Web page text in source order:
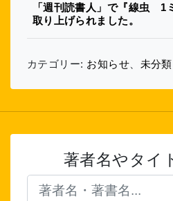
「週刊読書人」で『線虫 1
取り上げられました。
カテゴリー: お知らせ 未分類
著者名やタイ